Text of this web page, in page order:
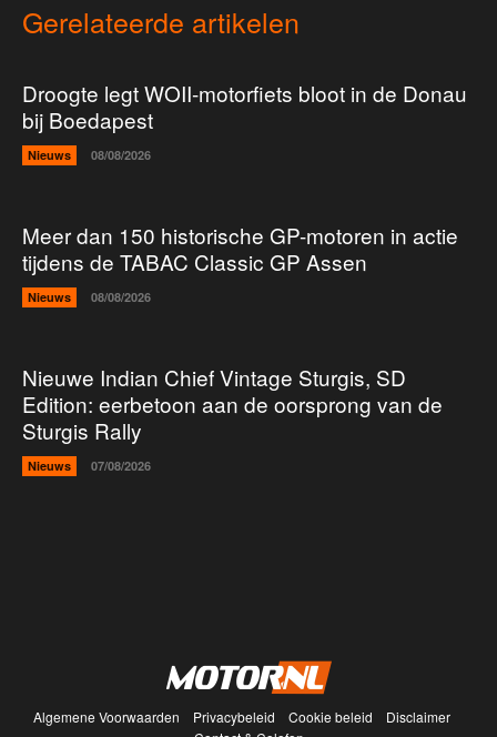
Gerelateerde artikelen
Droogte legt WOII-motorfiets bloot in de Donau
bij Boedapest
Nieuws 08/08/2026
Meer dan 150 historische GP-motoren in actie
tijdens de TABAC Classic GP Assen
Nieuws 08/08/2026
Nieuwe Indian Chief Vintage Sturgis, SD
Edition: eerbetoon aan de oorsprong van de
Sturgis Rally
Nieuws 07/08/2026
Algemene Voorwaarden Privacybeleid Cookie beleid
Disclaimer